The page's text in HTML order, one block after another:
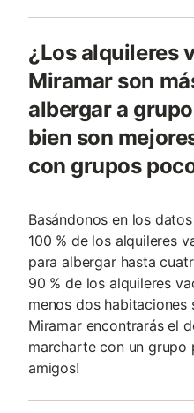
¿Los alquileres
Miramar son
albergar a
bien son
con grupos
Basándonos en los
100 % de los alquileres
para albergar hasta
90 % de los alquileres
menos dos habitaciones
Miramar encontrarás el
marcharte con un grupo
amigos!